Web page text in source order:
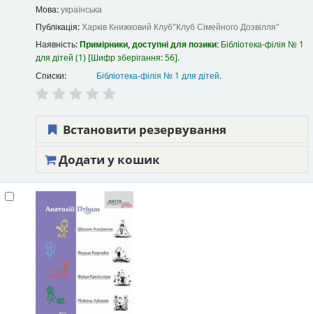
Мова:українська
Публікація:Харків Книжковий Клуб"Клуб Сімейного Дозвілля"
Наявність:Примірники, доступні для позики: Бібліотека-філія № 1
для дітей (1) Шифр зберігання:56 .
Списки:
Бібліотека-філія № 1 для дітей.
Встановити резервування
Додати у кошик